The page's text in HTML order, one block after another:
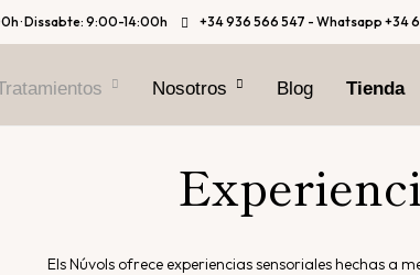
· Dissabte: 9:00-14:00h +34 936 566 547 - Whatsapp +34
Nosotros Blog Tienda
Els Núvols ofrece experiencias sensoriales hechas